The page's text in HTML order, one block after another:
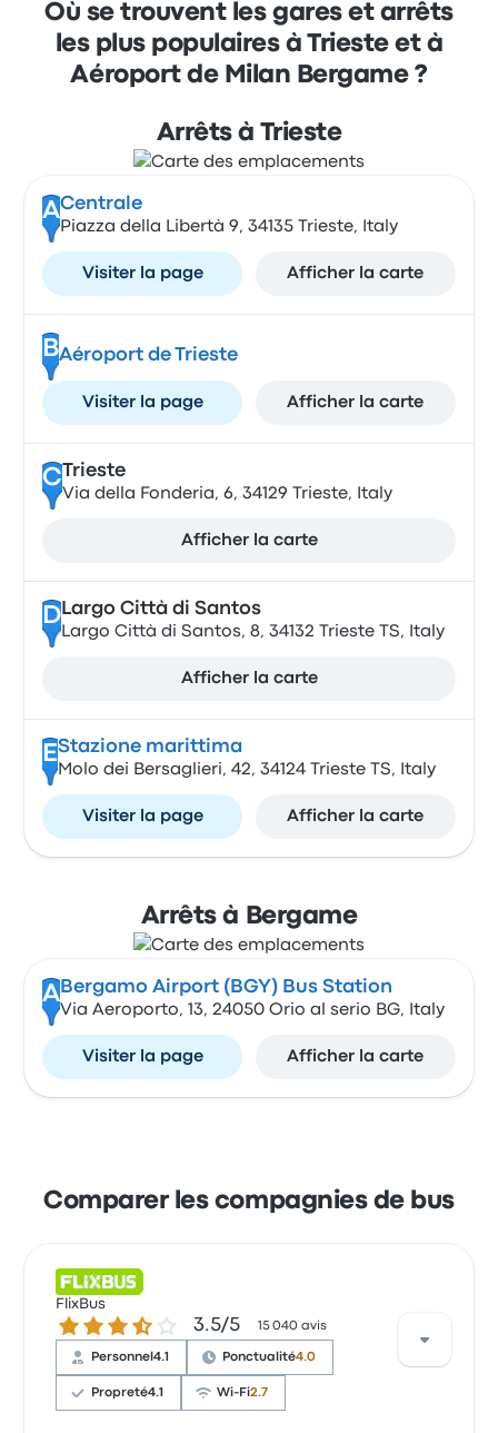
Où se trouvent les gares et arrêts
les plus populaires à Trieste et à
Aéroport de Milan Bergame ?
Arrêts à Trieste
ACentrale
Piazza della Libertà 9, 34135 Trieste, Italy
Visiter la page Afficher la carte
BAéroport de Trieste
Visiter la page Afficher la carte
CTrieste
Via della Fonderia, 6, 34129 Trieste, Italy
Afficher la carte
DLargo Città di Santos
Largo Città di Santos, 8, 34132 Trieste TS, Italy
Afficher la carte
EStazione marittima
Molo dei Bersaglieri, 42, 34124 Trieste TS, Italy
Visiter la page Afficher la carte
Arrêts à Bergame
A Bergamo Airport (BGY) Bus Station
Via Aeroporto, 13, 24050 Orio al serio BG, Italy
Visiter la page Afficher la carte
Comparer les compagnies de bus
FlixBus
3.5 sur 5 étoiles 3.5/5 15 040 avis
Personnel4.1 Ponctualité4.0
Propreté4.1 Wi-Fi2.7